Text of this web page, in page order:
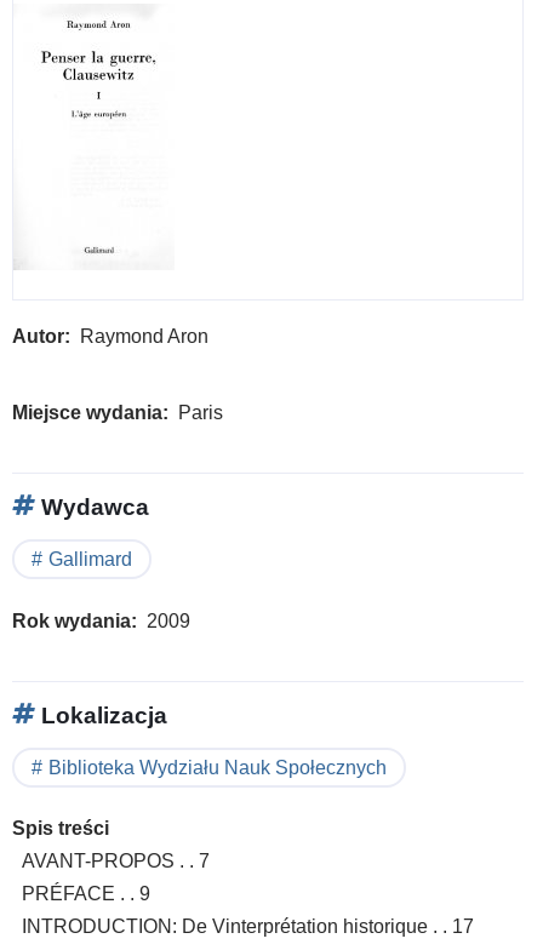
Autor Raymond Aron
Miejsce wydania Paris
Wydawca
Gallimard
Rok wydania 2009
Lokalizacja
Biblioteka Wydziału Nauk Społecznych
Spis treści
AVANT-PROPOS . . 7
PRÉFACE . . 9
INTRODUCTION: De Vinterprétation historique . . 17